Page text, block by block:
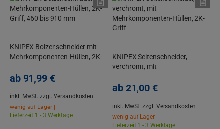
KNIPEX Bolzenschneider mit
Mehrkomponenten-Hüllen, 2K-
ab 91,99 €
inkl. MwSt. zzgl. Versandkosten
wenig auf Lager |
Lieferzeit 1 - 3 Werktage
KNIPEX Seitenschneider,
verchromt, mit
Griff
ab 21,00 €
inkl. MwSt. zzgl. Versandkosten
wenig auf Lager |
Lieferzeit 1 - 3 Werktage